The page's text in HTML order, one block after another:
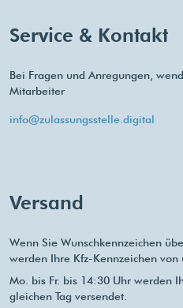
Service & Kontakt
Bei Fragen und Anregungen,
Mitarbeiter
info@zulassungsstelle.digital
Versand
Wenn Sie Wunschkennzeichen
werden Ihre Kfz-Kennzeichen von
Mo. bis Fr. bis 14:30 Uhr werden
gleichen Tag versendet.